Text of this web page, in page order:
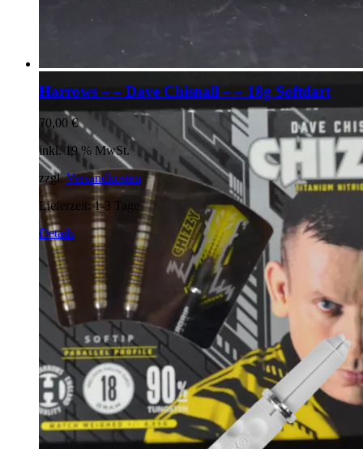
Harrows – – Dave Chisnall – – 18g Softdart
70,00 €
inkl. 19 % MwSt.
zzgl.Versandkosten
Lieferzeit:1-3 Tage
Details